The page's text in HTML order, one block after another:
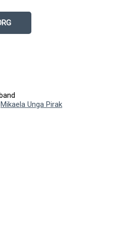
Mikaela Unga Pirak